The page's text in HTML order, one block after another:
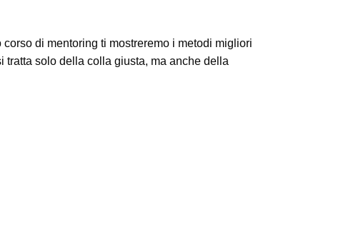
di mentoring ti mostreremo i metodi migliori
tratta solo della colla giusta, ma anche della